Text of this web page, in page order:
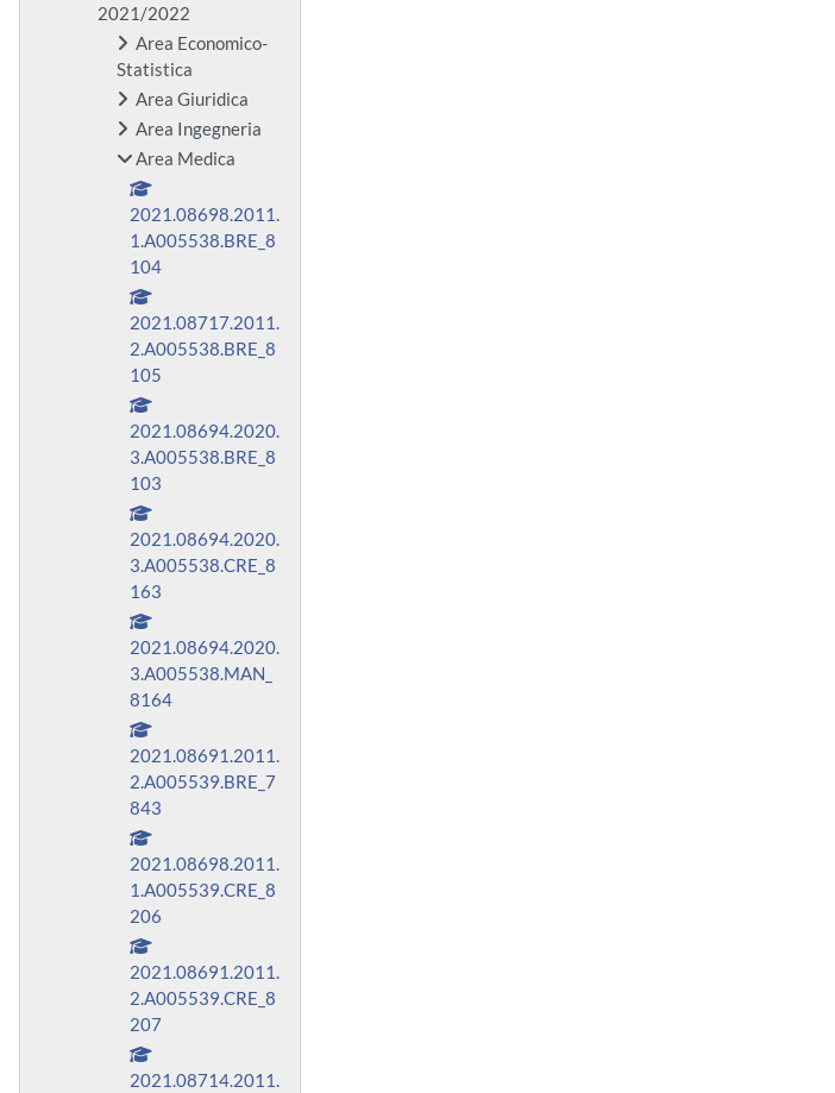
2021/2022
Area Economico-
Statistica
Area Giuridica
Area Ingegneria
Area Medica
2021.08698.2011.
1.A005538.BRE_8
104
2021.08717.2011.
2.A005538.BRE_8
105
2021.08694.2020.
3.A005538.BRE_8
103
2021.08694.2020.
3.A005538.CRE_8
163
2021.08694.2020.
3.A005538.MAN_
8164
2021.08691.2011.
2.A005539.BRE_7
843
2021.08698.2011.
1.A005539.CRE_8
206
2021.08691.2011.
2.A005539.CRE_8
207
2021.08714.2011.